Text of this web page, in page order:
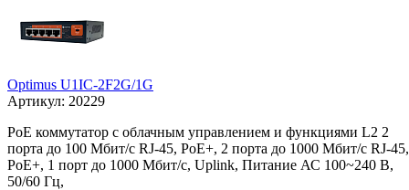
Optimus U1IC-2F2G/1G
Артикул: 20229
PoE коммутатор с облачным управлением и функциями L2 2
порта до 100 Мбит/с RJ-45, PoE+, 2 порта до 1000 Мбит/с RJ-45,
PoE+, 1 порт до 1000 Мбит/с, Uplink, Питание АС 100~240 В,
50/60 Гц,